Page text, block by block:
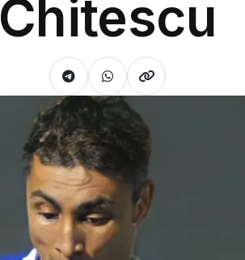
Chitescu